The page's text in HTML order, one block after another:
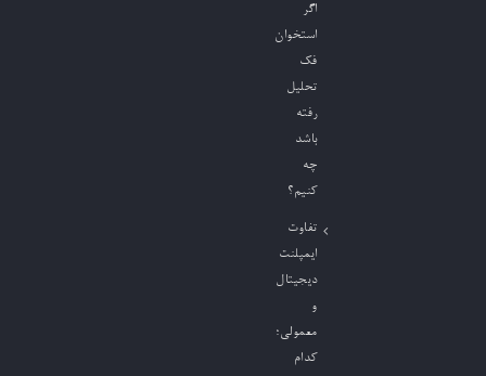
اگر
استخوان
فک
تحلیل
رفته
باشد
چه
کنیم؟
تفاوت
ایمپلنت
دیجیتال
و
معمولی؛
کدام